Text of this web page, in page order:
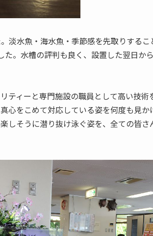
淡水魚・海水魚・季節感を先取りするこ
。水槽の評判も良く、設置した翌日か
ティーと専門施設の職員として高い技術
をこめて対応している姿を何度も見か
しそうに潜り抜け泳ぐ姿を、全ての皆さ